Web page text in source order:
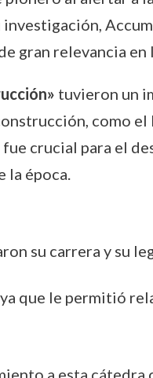
gran relevancia en
tuvieron un
como
crucial para el
la época.
su carrera y su
que le permitió